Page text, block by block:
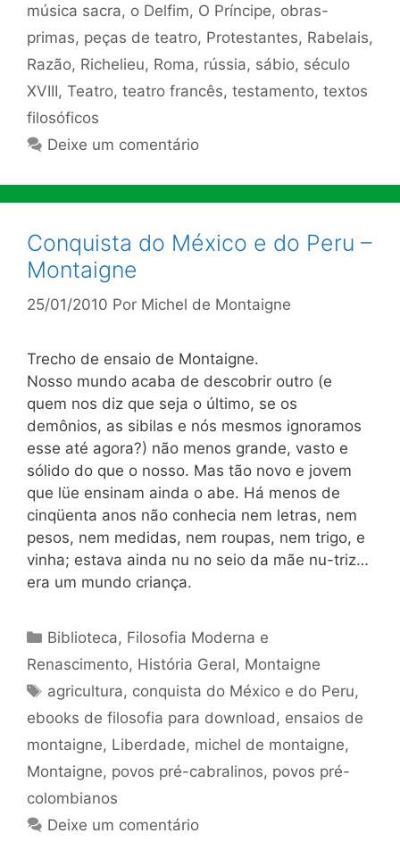
música sacra, o Delfim, O Príncipe, obras-
primas, peças de teatro, Protestantes, Rabelais,
Razão, Richelieu, Roma, rússia, sábio, século
XVIII, Teatro, teatro francês, testamento, textos
filosóficos
Deixe um comentário
Conquista do México e do Peru –
Montaigne
25/01/2010 Por Michel de Montaigne
Trecho de ensaio de Montaigne.
Nosso mundo acaba de descobrir outro (e
quem nos diz que seja o último, se os
demônios, as sibilas e nós mesmos ignoramos
esse até agora?) não menos grande, vasto e
sólido do que o nosso. Mas tão novo e jovem
que lüe ensinam ainda o abe. Há menos de
cinqüenta anos não conhecia nem letras, nem
pesos, nem medidas, nem roupas, nem trigo, e
vinha; estava ainda nu no seio da mãe nu-triz…
era um mundo criança.
Categorias
Biblioteca, Filosofia Moderna e
Renascimento, História Geral, Montaigne
Tags
agricultura, conquista do México e do Peru,
ebooks de filosofia para download , ensaios de
montaigne, Liberdade, michel de montaigne,
Montaigne, povos pré-cabralinos, povos pré-
colombianos
Deixe um comentário